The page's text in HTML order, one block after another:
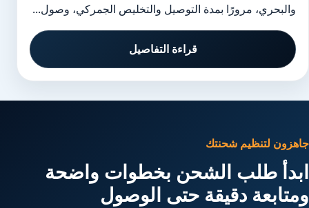
والبحري، مرورًا بمدة التوصيل والتخليص الجمركي، وصول...
قراءة التفاصيل
جاهزون لتنظيم شحنتك
ابدأ طلب الشحن بخطوات واضحة
ومتابعة دقيقة حتى الوصول